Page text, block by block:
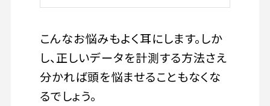
こんなお悩みもよく耳にします。しか
し、正しいデータを計測する方法さえ
分かれば頭を悩ませることもなくな
るでしょう。